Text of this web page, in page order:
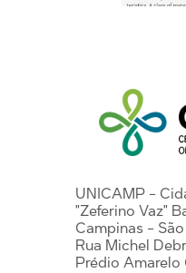
UNICAMP -
"Zeferino Vaz"
Campinas - São
Rua Michel
Prédio